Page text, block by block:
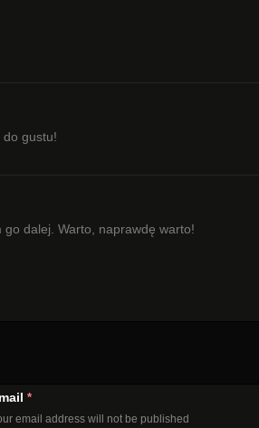
do gustu!
dalej. Warto, naprawdę warto!
*
email address will not be published